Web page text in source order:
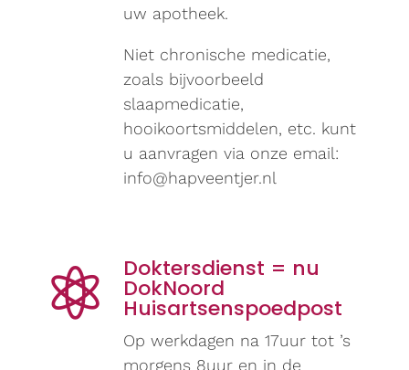
uw apotheek.
Niet chronische medicatie,
zoals bijvoorbeeld
slaapmedicatie,
hooikoortsmiddelen, etc. kunt
u aanvragen via onze email:
info@hapveentjer.nl
 Doktersdienst = nu
DokNoord
Huisartsenspoedpost
Op werkdagen na 17uur tot ’s
morgens 8uur en in de